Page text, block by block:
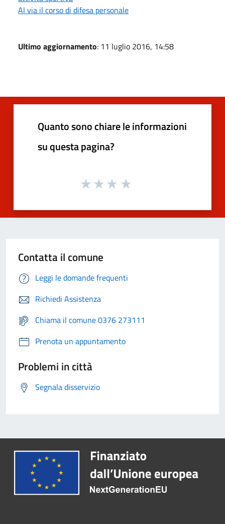
Al via il corso di difesa personale
Ultimo aggiornamento: 11 luglio 2016, 14:58
Quanto sono chiare le informazioni
su questa pagina?
Contatta il comune
Leggi le domande frequenti
Richiedi Assistenza
Chiama il comune 0376 273111
Prenota un appuntamento
Problemi in città
Segnala disservizio